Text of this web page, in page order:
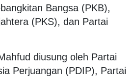
Bangsa (PKB),
(PKS), dan Partai
diusung oleh Partai
Perjuangan (PDIP), Partai